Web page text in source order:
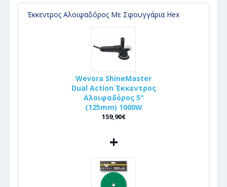
Έκκεντρος Αλοιφαδόρος Με Σφουγγάρια Hex
Wevora ShineMaster
Dual Action Έκκεντρος
Αλοιφαδόρος 5"
(125mm) 1000W
159,90€
+